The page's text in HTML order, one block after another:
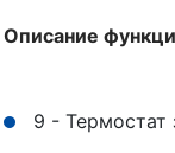
Описание
9 - Термостат